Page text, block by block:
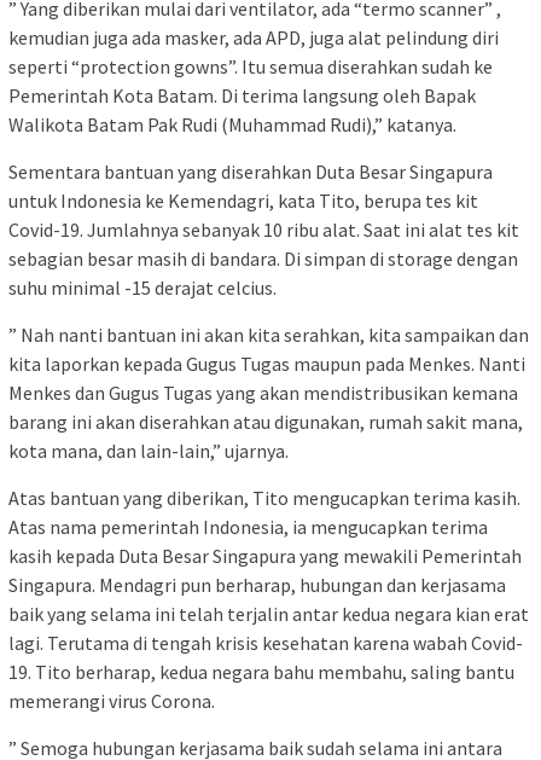
” Yang diberikan mulai dari ventilator, ada “termo scanner” ,
kemudian juga ada masker, ada APD, juga alat pelindung diri
seperti “protection gowns”. Itu semua diserahkan sudah ke
Pemerintah Kota Batam. Di terima langsung oleh Bapak
Walikota Batam Pak Rudi (Muhammad Rudi),” katanya.
Sementara bantuan yang diserahkan Duta Besar Singapura
untuk Indonesia ke Kemendagri, kata Tito, berupa tes kit
Covid-19. Jumlahnya sebanyak 10 ribu alat. Saat ini alat tes kit
sebagian besar masih di bandara. Di simpan di storage dengan
suhu minimal -15 derajat celcius.
” Nah nanti bantuan ini akan kita serahkan, kita sampaikan dan
kita laporkan kepada Gugus Tugas maupun pada Menkes. Nanti
Menkes dan Gugus Tugas yang akan mendistribusikan kemana
barang ini akan diserahkan atau digunakan, rumah sakit mana,
kota mana, dan lain-lain,” ujarnya.
Atas bantuan yang diberikan, Tito mengucapkan terima kasih.
Atas nama pemerintah Indonesia, ia mengucapkan terima
kasih kepada Duta Besar Singapura yang mewakili Pemerintah
Singapura. Mendagri pun berharap, hubungan dan kerjasama
baik yang selama ini telah terjalin antar kedua negara kian erat
lagi. Terutama di tengah krisis kesehatan karena wabah Covid-
19. Tito berharap, kedua negara bahu membahu, saling bantu
memerangi virus Corona.
” Semoga hubungan kerjasama baik sudah selama ini antara